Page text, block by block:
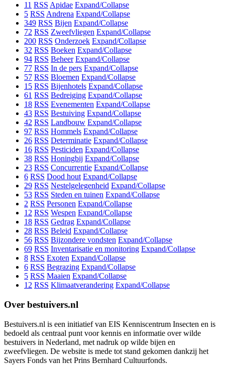
11 RSS Apidae Expand/Collapse
5 RSS Andrena Expand/Collapse
349 RSS Bijen Expand/Collapse
72 RSS Zweefvliegen Expand/Collapse
200 RSS Onderzoek Expand/Collapse
32 RSS Boeken Expand/Collapse
94 RSS Beheer Expand/Collapse
77 RSS In de pers Expand/Collapse
57 RSS Bloemen Expand/Collapse
15 RSS Bijenhotels Expand/Collapse
61 RSS Bedreiging Expand/Collapse
18 RSS Evenementen Expand/Collapse
43 RSS Bestuiving Expand/Collapse
42 RSS Landbouw Expand/Collapse
97 RSS Hommels Expand/Collapse
26 RSS Determinatie Expand/Collapse
16 RSS Pesticiden Expand/Collapse
38 RSS Honingbij Expand/Collapse
23 RSS Concurrentie Expand/Collapse
6 RSS Dood hout Expand/Collapse
29 RSS Nestelgelegenheid Expand/Collapse
53 RSS Steden en tuinen Expand/Collapse
2 RSS Personen Expand/Collapse
12 RSS Wespen Expand/Collapse
18 RSS Gedrag Expand/Collapse
28 RSS Beleid Expand/Collapse
56 RSS Bijzondere vondsten Expand/Collapse
69 RSS Inventarisatie en monitoring Expand/Collapse
8 RSS Exoten Expand/Collapse
6 RSS Begrazing Expand/Collapse
5 RSS Maaien Expand/Collapse
12 RSS Klimaatverandering Expand/Collapse
Over bestuivers.nl
Bestuivers.nl is een initiatief van EIS Kenniscentrum Insecten en is
bedoeld als centraal punt voor kennis en informatie over wilde
bestuivers in Nederland, met nadruk op wilde bijen en
zweefvliegen. De website is mede tot stand gekomen dankzij het
Sayers Fonds van het Prins Bernhard Cultuurfonds.